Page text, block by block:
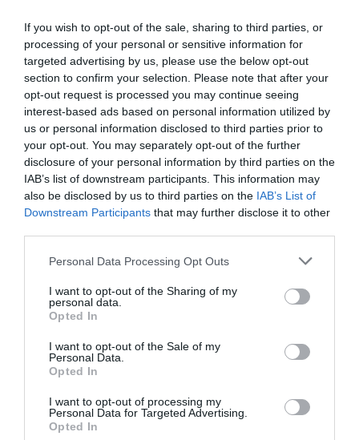
If you wish to opt-out of the sale, sharing to third parties, or
processing of your personal or sensitive information for
targeted advertising by us, please use the below opt-out
section to confirm your selection. Please note that after your
opt-out request is processed you may continue seeing
interest-based ads based on personal information utilized by
us or personal information disclosed to third parties prior to
your opt-out. You may separately opt-out of the further
disclosure of your personal information by third parties on the
IAB’s list of downstream participants. This information may
also be disclosed by us to third parties on the IAB’s List of
Downstream Participants that may further disclose it to other
Personal Data Processing Opt Outs
I want to opt-out of the Sharing of my
personal data.
Opted In
I want to opt-out of the Sale of my
Personal Data.
Opted In
I want to opt-out of processing my
Personal Data for Targeted Advertising.
Opted In
inteligencia de mercado de 2Playbook, cuya plataforma
de datos monitoriza la asistencia y venta de entradas de
más de 200 ligas y torneos masculinos y femeninos en
España, 100 festivales de música, museos y eventos de
entretenimiento, y otras 100 carreras populares de
running y ciclismo.
El módulo incluye información club a club en LaLiga,
ACB, Asobal, Superliga de voleibol y todas las grandes
ligas extranjeras de fútbol y baloncesto masuclino y
femenino, así como los datos de asistencia media y
agregada partidos de selecciones, torneos
internacionales celebrados en España o Copas del Rey y
de la Reina de todos los deportes. Si quieres más
de forma gratuita
Mantente informado con las últimas noticias de actualidad.
Imprimir